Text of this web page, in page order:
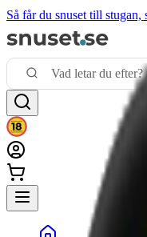
Så får du snuset till stugan,